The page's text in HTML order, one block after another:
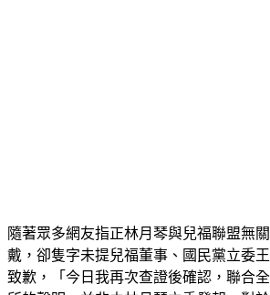
隨著眾多網友指正林月琴與兒福聯盟無
戴，卻隻字未提兒福董事、國民黨立委
致歉，「今日我再次查證後確認，聯合